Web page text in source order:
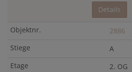
Details
2886
A
2. OG